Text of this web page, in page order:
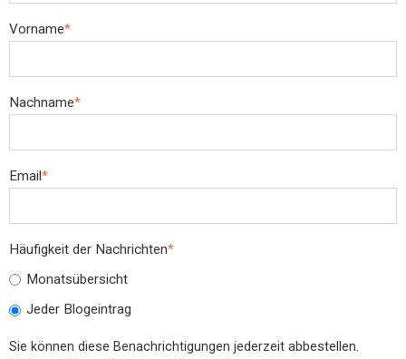
Vorname*
Nachname*
Email*
Häufigkeit der Nachrichten*
Monatsübersicht
Jeder Blogeintrag
Sie können diese Benachrichtigungen jederzeit abbestellen.